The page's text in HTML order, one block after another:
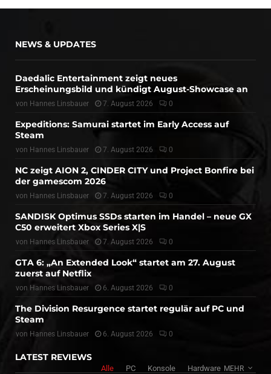
NEWS & UPDATES
Daedalic Entertainment zeigt neues
Erscheinungsbild und kündigt August-Showcase an
von Hannes Linsbauer 7. August 2026 0
Expeditions: Samurai startet im Early Access auf
Steam
von Hannes Linsbauer 7. August 2026 0
NC zeigt AION 2, CINDER CITY und Project Bonfire bei
der gamescom 2026
von Hannes Linsbauer 7. August 2026 0
SANDISK Optimus SSDs starten im Handel – neue GX
C50 erweitert Xbox Series X|S
von Hannes Linsbauer 7. August 2026 0
GTA 6: „An Extended Look“ startet am 27. August
zuerst auf Netflix
von Hannes Linsbauer 6. August 2026 0
The Division Resurgence startet regulär auf PC und
Steam
von Hannes Linsbauer 6. August 2026 0
LATEST REVIEWS
Alle PC Konsole Hardware MEHR